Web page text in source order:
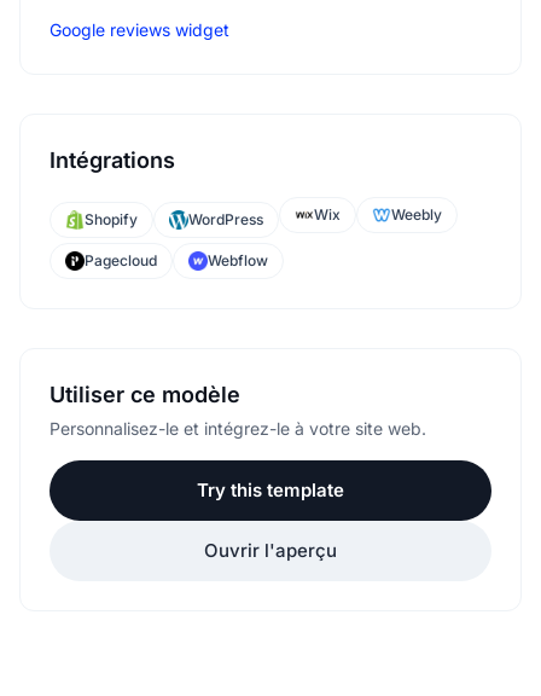
Google reviews widget
Intégrations
Shopify WordPress Wix Weebly
Pagecloud Webflow
Utiliser ce modèle
Personnalisez-le et intégrez-le à votre site web.
Try this template
Ouvrir l'aperçu